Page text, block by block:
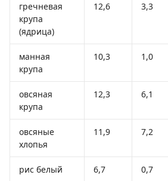
гречневая
крупа
(ядрица)
12,6 3,3
манная
крупа
10,3 1,0
овсяная
крупа
12,3 6,1
овсяные
хлопья
11,9 7,2
рис белый 6,7 0,7